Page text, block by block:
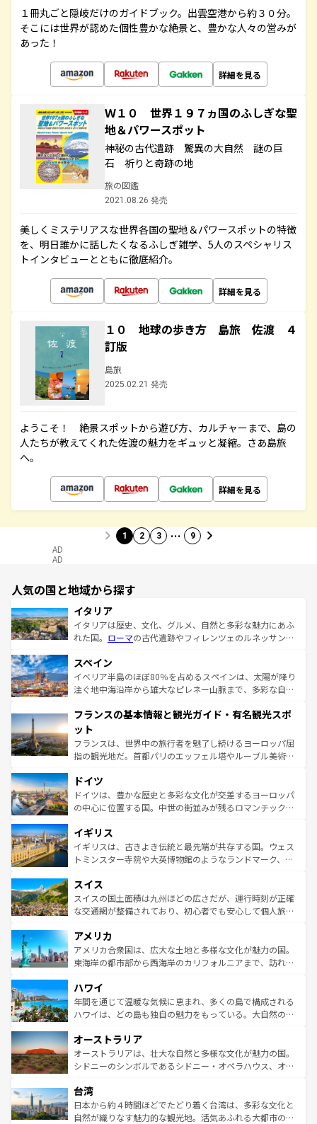
１冊丸ごと隠岐だけのガイドブック。出雲空港から約３０分。
そこには世界が認めた個性豊かな絶景と、豊かな人々の営みが
あった！
詳細を見る
Ｗ１０ 世界１９７ヵ国のふしぎな聖
地＆パワースポット
神秘の古代遺跡 驚異の大自然 謎の巨
石 祈りと奇跡の地
旅の図鑑
2021.08.26 発売
美しくミステリアスな世界各国の聖地＆パワースポットの特徴
を、明日誰かに話したくなるふしぎ雑学、5人のスペシャリス
トインタビューとともに徹底紹介。
詳細を見る
１０ 地球の歩き方 島旅 佐渡 ４
訂版
島旅
2025.02.21 発売
ようこそ！ 絶景スポットから遊び方、カルチャーまで、島の
人たちが教えてくれた佐渡の魅力をギュッと凝縮。さあ島旅
へ。
詳細を見る
1 2 3 … 9
AD
AD
人気の国と地域から探す
イタリア
イタリアは歴史、文化、グルメ、自然と多彩な魅力にあふ
れた国。 ローマの古代遺跡やフィレンツェのルネッサンス
ろん、トスカーナの美しい田園風景やアマルフィ海岸の絶
景など、自然景観も見逃せない。観光の合間には、本場の
ピザやパスタなど、絶品のイタリア料理を堪能することも
ませてくれるイタリアで、忘れられない旅をしてみよう！
なお、新着のイタリア情報は
しい。
スペイン
イベリア半島のほぼ80％を占めるスペインは、太陽が降り
注ぐ地中海沿岸から雄大なピレネー山脈まで、多彩な自然
文化が根付くこの国では、情熱的なフラメンコ、熱気あふ
れる闘牛、そして美味しいタパスが生活の一部となってい
る。首都マドリードの洗練された雰囲気や、バルセロナの
アートに溢れた街角から、地方では古代ローマ遺跡や中世
せる。地方によって風土や気候が異なるスペインはその個
性で訪れる人を魅了する。 なお、新着のスペイン情報は コ
ンテンツ一覧を参照してほしい。
フランスの基本情報と観光ガイド・有名観光スポ
ット
フランスは、世界中の旅行者を魅了し続けるヨーロッパ屈
指の観光地だ。首都パリのエッフェル塔やルーブル美術館
で、幅広い魅力が詰まっている。華麗な宮殿、歴史的な大
聖堂、美しいビーチ、そして豊かな自然が、訪れる者を心
から魅了する。また、フランスは美食の国としても知ら
いる。シャンパンの発祥地であるランス、プロヴァンスの
香り高いラベンダー畑など、多彩な楽しみ方が可能だ。さ
らに、パリ以外の地域にも魅力が溢れており、どの街角に
れる地方に足を運ぶとそれぞれで全く異なる文化を体験で
きるだろう。 なお、新着のフランス情報はコンテンツ一覧
を参照してほしい。
ドイツ
ドイツは、豊かな歴史と多彩な文化が交差するヨーロッパ
の中心に位置する国。中世の街並みが残るロマンチック街
顔を持つこの国は、どこを歩いても飽きることがない。ベ
ルリンの文化的活気、バイエルン州のアルプスの絶景、そ
してライン川沿いのワイン畑といった風景は必見。ビール
は、お酒好きな人にはぜひ体験してほしい。 なお、新着の
ドイツ情報はコンテンツ一覧を参照してほしい。
イギリス
イギリスは、古きよき伝統と最先端が共存する国。ウェス
トミンスター寺院や大英博物館のようなランドマーク、歴
リアごとに異なる魅力がある。また、優雅なアフタヌーン
ティー、ビール好きにはたまらない英国パブ、サッカー観
戦など、本場だからこそできる体験も豊富。イギリスを旅
ンツ一覧を参照してほしい。
スイス
スイスの国土面積は九州ほどの広さだが、運行時刻が正確
な交通網が整備されており、初心者でも安心して個人旅行
の建物がそのまま残る町や、スイスならではのユニークな
博物館もあり、アルプス観光だけでなく町歩きも満喫する
ことができる。国民の所得が高いため物価も高いが、旅行
ば市内交通費無料で観光を楽しむこともできる。 なお、新
着のスイス情報はコンテンツ一覧 を参照してほしい。
アメリカ
アメリカ合衆国は、広大な土地と多様な文化が魅力の国。
東海岸の都市部から西海岸のカリフォルニアまで、訪れる
のような巨大都市は、観光、ショッピング、エンターテイ
ンメントが詰まった刺激的なスポットだ。一方、アメリカ
西部には大自然が広がり、グランドキャニオンやイエロー
部のニューオーリンズでは、音楽と美食が融合した独特の
文化が魅力。旅行者はアメリカの各地域で異なる魅力を楽
しみながら、その多様性と豊かな歴史を感じることができ
ならではの贅沢な旅のスタイルだ。 なお、新着のアメリカ
情報はコンテンツ一覧を参照してほしい。
ハワイ
年間を通じて温暖な気候に恵まれ、多くの島で構成される
ハワイは、どの島も独自の魅力をもっている。大自然の神
ワイ島は見逃せない。また、定番の観光地といえばオアフ
島だが、静かな自然を求めるならマウイ島やカウアイ島が
おすすめ。エメラルドグリーンに輝く海をはじめ、豊かな
れるおもてなしの心で訪れる人々を迎えてくれるハワイの
人々、おいしいローカルフードやハワイアンミュージッ
ク、伝統的なフラダンスなど、すべてがハワイの魅力を彩
オーストラリア
オーストラリアは、壮大な自然と多様な文化が魅力の国。
シドニーのシンボルであるシドニー・オペラハウス、オー
リアリーフや大陸中央部にそびえるウルル（エアーズロッ
ク）、タスマニアの美しい原生林やケアンズの熱帯雨林な
ど、見どころがたくさん。また、カフェやワイン、オージ
台湾
日本から約４時間ほどでたどり着く台湾は、多彩な文化と
自然が織りなす魅力的な観光地。活気あふれる大都市の台